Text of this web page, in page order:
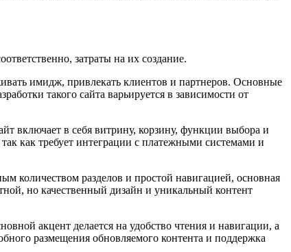
затраты на их создание.
имидж, привлекать клиентов и партнеров. Основные
такого сайта варьируется в зависимости от
включает в себя витрину, корзину, функции выбора и
как требует интеграции с платежными системами и
количеством разделов и простой навигацией, основная
но качественный дизайн и уникальный контент
акцент делается на удобство чтения и навигации, а
размещения обновляемого контента и поддержка